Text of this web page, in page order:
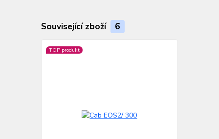
Související zboží 6
TOP produkt